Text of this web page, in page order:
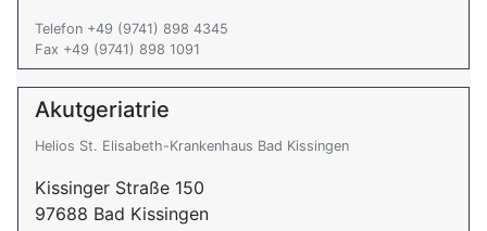
Telefon +49 (9741) 898 4345
Fax +49 (9741) 898 1091
Akutgeriatrie
Helios St. Elisabeth-Krankenhaus Bad Kissingen
Kissinger Straße 150
97688 Bad Kissingen